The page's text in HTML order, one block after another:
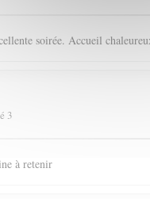
soirée. Accueil
3
à retenir